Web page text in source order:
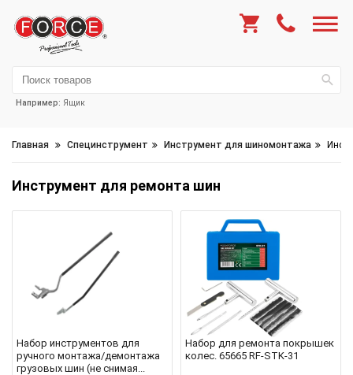
Например: Ящик
Главная Специнструмент Инструмент для шиномонтажа
Инструмент для ремонта шин
Набор инструментов для
ручного монтажа/демонтажа
грузовых шин (не снимая...
Набор для ремонта покрышек
колес. 65665 RF-STK-31